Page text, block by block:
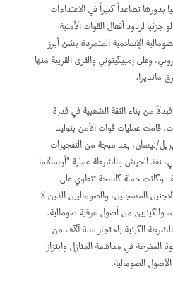
تصاعداً كبيراً في الاعتداءات
جزئيا لردود أفعال القوات الأمنية
الإسلامية المتمردة بشن أبرز
وعلى إمبيكيتوني والقرى القريبة منها
مانديرا.
من بناء الثقة الشعبية في قدرة
قامت عمليات قوات الأمن بتوليد
نيسان، بعد موجة من التفجيرات
نفذ الجيش والشرطة عملية "أوسالاما
وكانت حملة كاسحة تنطوي على
المسجلين، والصوماليين الذين لا
والكينيين من أصول عرقية صومالية.
الكينية باحتجاز عدة آلآف من
في مداهمة المنازل وابتزاز
الصومالية.